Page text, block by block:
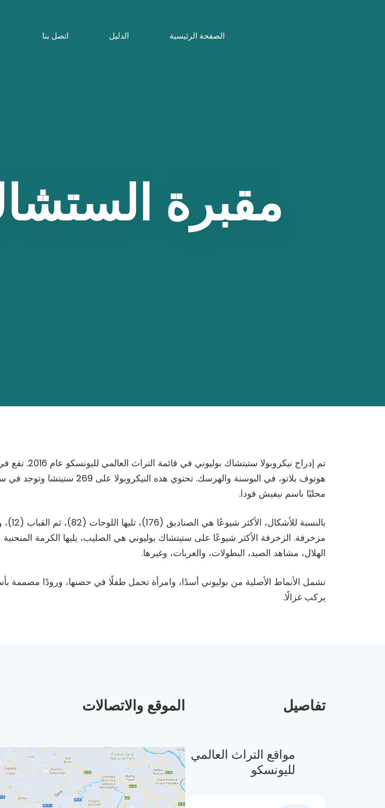
الصفحة الرئيسية الدليل اتصل بنا
مقبرة
هوتوف بلاتو، في البوسنة والهرسك.
محليًا باسم نيفيش فودا.
مزخرفة. الزخرفة الأكثر شيوعًا على ستيتشاك بوليوني هي الصليب، يليها الكرمة
الهلال، مشاهد الصيد، البطولات، والعربات، وغيرها.
تشمل الأنماط الأصلية من بوليوني أسدًا، وامرأة تحمل طفلًا في حضنها، ورودًا مصممة
يركب غزالًا.
تفاصيل
مواقع التراث العالمي
لليونسكو
الموقع والاتصالات